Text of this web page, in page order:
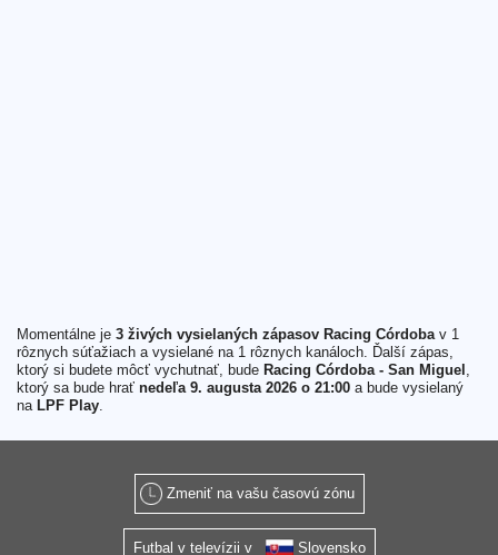
Momentálne je 3 živých vysielaných zápasov Racing Córdobav 1
rôznych súťažiach a vysielané na 1 rôznych kanáloch. Ďalší zápas,
ktorý si budete môcť vychutnať, bude Racing Córdoba - San Miguel ,
ktorý sa bude hrať nedeľa 9. augusta 2026 o 21:00 a bude vysielaný
na LPF Play.
Zmeniť na vašu časovú zónu
Futbal v televízii v Slovensko